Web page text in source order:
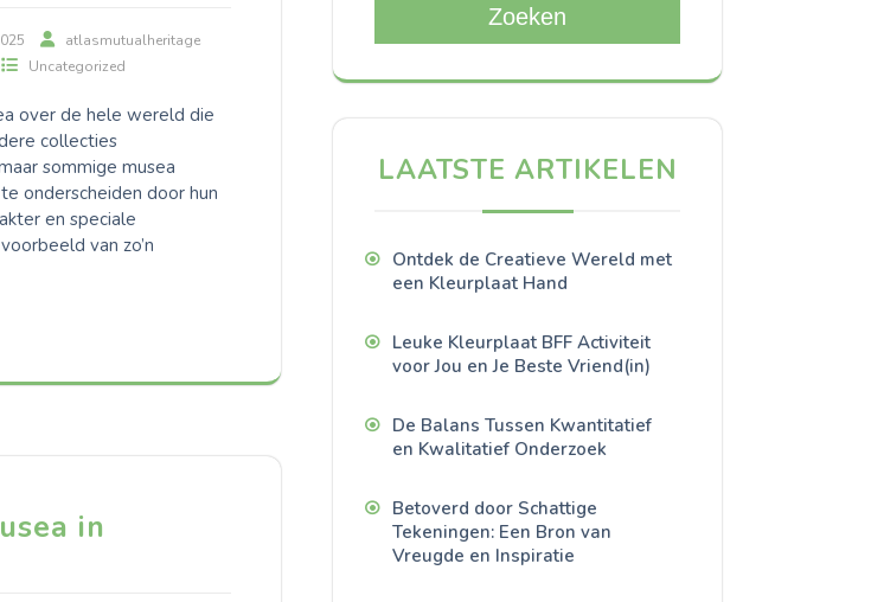
atlasmutualheritage
Uncategorized
over de hele wereld die
collecties
sommige musea
onderscheiden door hun
en speciale
van zo’n
in
Zoeken
LAATSTE ARTIKELEN
Ontdek de Creatieve Wereld met
een Kleurplaat Hand
Leuke Kleurplaat BFF Activiteit
voor Jou en Je Beste Vriend(in)
De Balans Tussen Kwantitatief
en Kwalitatief Onderzoek
Betoverd door Schattige
Tekeningen: Een Bron van
Vreugde en Inspiratie